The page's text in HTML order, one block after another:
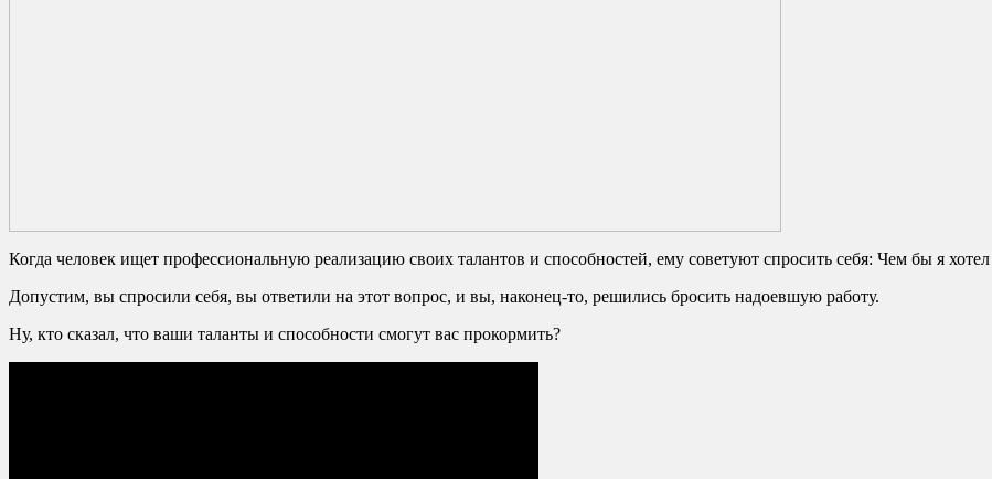
Когда человек ищет профессиональную реализацию своих талантов и способностей, ему советуют спросить себя: Чем бы я
Допустим, вы спросили себя, вы ответили на этот вопрос, и вы, наконец-то, решились бросить надоевшую работу.
Ну, кто сказал, что ваши таланты и способности смогут вас прокормить?